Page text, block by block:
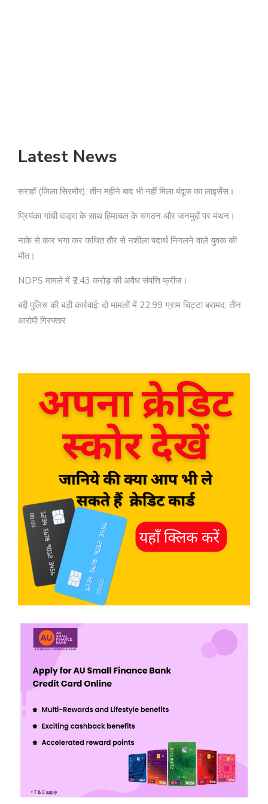
Latest News
सराहाँ (जिला सिरमौर): तीन महीने बाद भी नहीं मिला बंदूक का लाइसेंस।
प्रियंका गांधी वाड्रा के साथ हिमाचल के संगठन और जनमुद्दों पर मंथन।
नाके से कार भगा कर कथित तौर से नशीला पदार्थ निगलने वाले युवक की
मौत।
NDPS मामले में ₹2.43 करोड़ की अवैध संपत्ति फ्रीज।
बद्दी पुलिस की बड़ी कार्रवाई: दो मामलों में 22.99 ग्राम चिट्टा बरामद, तीन
आरोपी गिरफ्तार